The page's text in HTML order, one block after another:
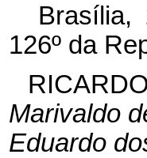
Brasília,
126º da
Marivaldo
Eduardo